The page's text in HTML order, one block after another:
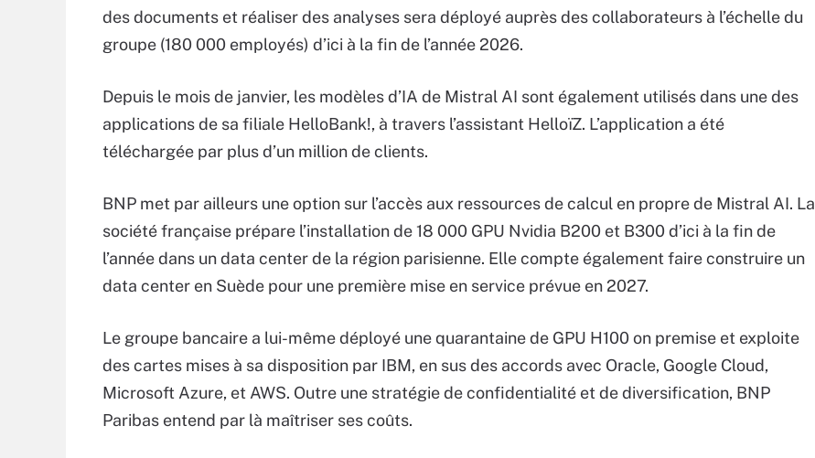
des documents et réaliser des analyses sera déployé auprès des collaborateurs à l’échelle du
groupe (180 000 employés) d’ici à la fin de l’année 2026.
Depuis le mois de janvier, les modèles d’IA de Mistral AI sont également utilisés dans une des
applications de sa filiale HelloBank!, à travers l’assistant HelloïZ. L’application a été
téléchargée par plus d’un million de clients.
BNP met par ailleurs une option sur l’accès aux ressources de calcul en propre de Mistral AI. La
société française prépare l’installation de 18 000 GPU Nvidia B200 et B300 d’ici à la fin de
l’année dans un data center de la région parisienne. Elle compte également faire construire un
data center en Suède pour une première mise en service prévue en 2027.
Le groupe bancaire a lui-même déployé une quarantaine de GPU H100 on premise et exploite
des cartes mises à sa disposition par IBM, en sus des accords avec Oracle, Google Cloud,
Microsoft Azure, et AWS. Outre une stratégie de confidentialité et de diversification, BNP
Paribas entend par là maîtriser ses coûts.